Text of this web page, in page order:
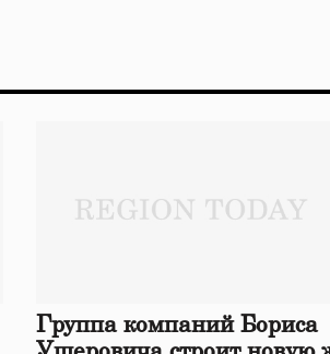
Группа компаний Бориса